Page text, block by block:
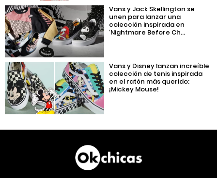
Vans y Jack Skellington se
unen para lanzar una
colección inspirada en
‘Nightmare Before Ch...
Vans y Disney lanzan increíble
colección de tenis inspirada
en el ratón más querido:
¡Mickey Mouse!